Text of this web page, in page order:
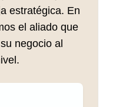
estratégica. En
el aliado que
negocio al